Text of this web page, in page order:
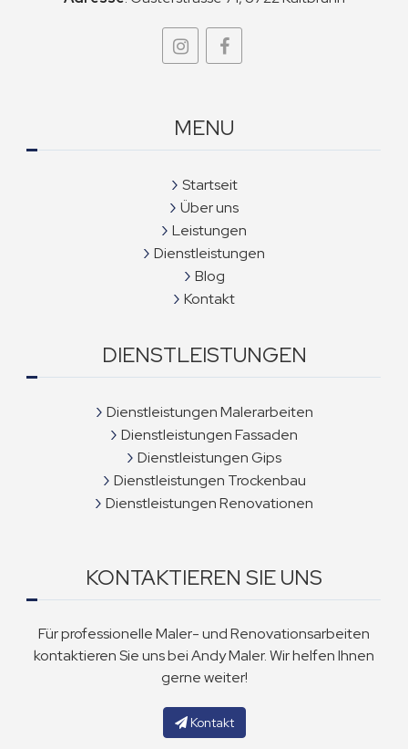
MENU
Startseit
Über uns
Leistungen
Dienstleistungen
Blog
Kontakt
DIENSTLEISTUNGEN
Dienstleistungen Malerarbeiten
Dienstleistungen Fassaden
Dienstleistungen Gips
Dienstleistungen Trockenbau
Dienstleistungen Renovationen
KONTAKTIEREN SIE UNS
Für professionelle Maler- und Renovationsarbeiten
kontaktieren Sie uns bei Andy Maler. Wir helfen Ihnen
gerne weiter!
Kontakt